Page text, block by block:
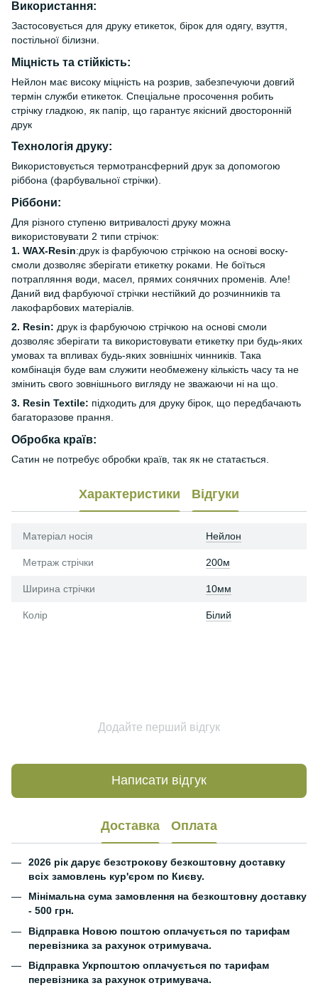
Використання:
Застосовується для друку етикеток, бірок для одягу, взуття,
постільної білизни.
Міцність та стійкість:
Нейлон має високу міцність на розрив, забезпечуючи довгий
термін служби етикеток. Спеціальне просочення робить
стрічку гладкою, як папір, що гарантує якісний двосторонній
друк
Технологія друку:
Використовується термотрансферний друк за допомогою
ріббона (фарбувальної стрічки).
Ріббони:
Для різного ступеню витривалості друку можна
використовувати 2 типи стрічок:
1. WAX-Resin:друк із фарбуючою стрічкою на основі воску-
смоли дозволяє зберігати етикетку роками. Не боїться
потрапляння води, масел, прямих сонячних променів. Але!
Даний вид фарбуючої стрічки нестійкий до розчинників та
лакофарбових матеріалів.
2. Resin: друк із фарбуючою стрічкою на основі смоли
дозволяє зберігати та використовувати етикетку при будь-яких
умовах та впливах будь-яких зовнішніх чинників. Така
комбінація буде вам служити необмежену кількість часу та не
змінить свого зовнішнього вигляду не зважаючи ні на що.
3. Resin Textile: підходить для друку бірок, що передбачають
багаторазове прання.
Обробка країв:
Сатин не потребує обробки країв, так як не статається.
Характеристики Відгуки
Матеріал носія Нейлон
Метраж стрічки 200м
Ширина стрічки 10мм
Колір Білий
Додайте перший відгук
Написати відгук
Доставка Оплата
2026 рік дарує безстрокову безкоштовну доставку
всіх замовлень кур'єром по Києву.
Мінімальна сума замовлення на безкоштовну доставку
- 500 грн.
Відправка Новою поштою оплачується по тарифам
перевізника за рахунок отримувача.
Відправка Укрпоштою оплачується по тарифам
перевізника за рахунок отримувача.